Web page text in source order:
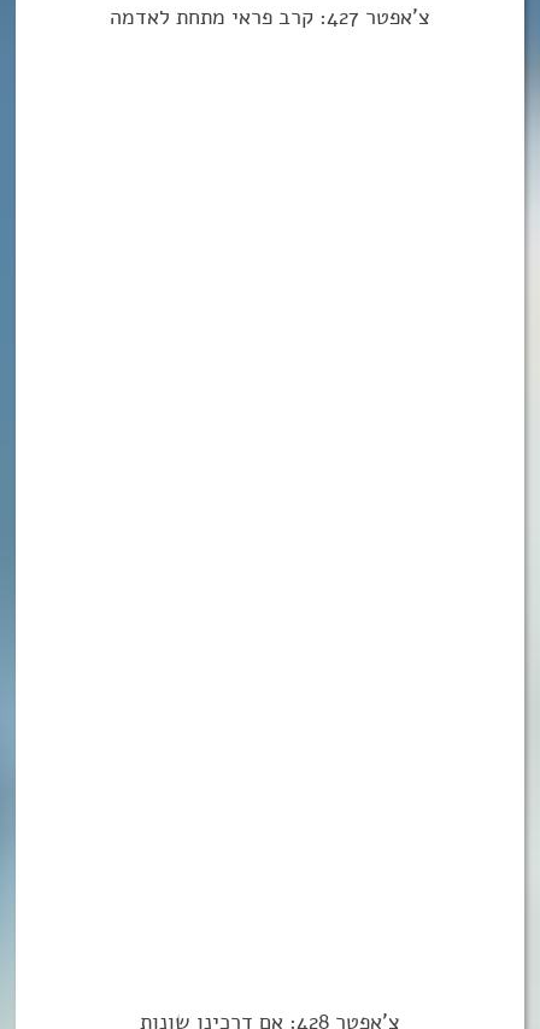
צ’אפטר 427: קרב פראי מתחת לאדמה
צ’אפטר 428: אם דרכינו שונות